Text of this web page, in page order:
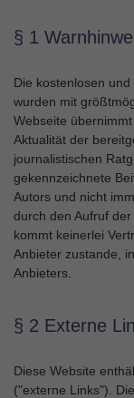
§ 1
Die kostenlosen
wurden mit
Webseite
Aktualität der
journalistischen
gekennzeichnete
Autors und nicht
durch den Aufruf
kommt keinerlei
Anbieter zustande,
Anbieters.
§ 2 Externe
Diese Website
("externe Links").